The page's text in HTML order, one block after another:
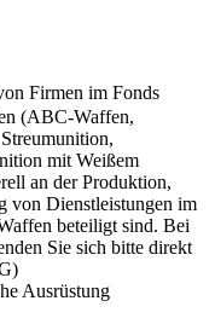
Firmen im Fonds
(ABC-Waffen,
mit Weißem
an der Produktion,
von Dienstleistungen im
beteiligt sind. Bei
Sie sich bitte direkt
Ausrüstung